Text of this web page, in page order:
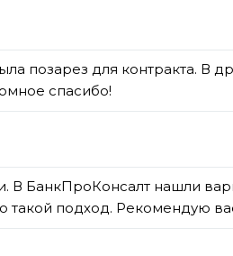
позарез для контракта. В
спасибо!
В БанкПроКонсалт нашли
такой подход. Рекомендую